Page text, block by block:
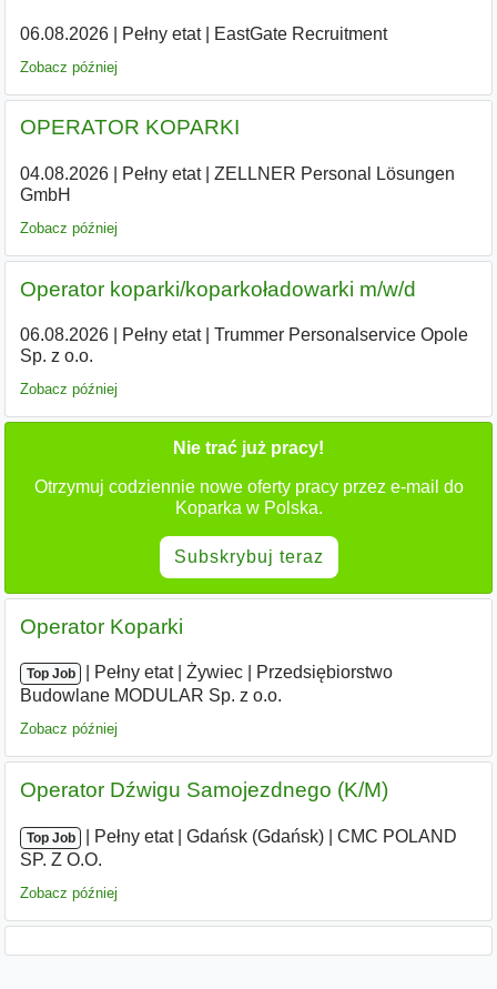
06.08.2026| Pełny etat| EastGate Recruitment
Zobacz później
OPERATOR KOPARKI
04.08.2026| Pełny etat|
ZELLNER Personal Lösungen
GmbH
Zobacz później
Operator koparki/koparkoładowarki m/w/d
06.08.2026| Pełny etat|
Trummer Personalservice Opole
Sp. z o.o.
Zobacz później
Nie trać już pracy!
Otrzymuj codziennie nowe oferty pracy przez e-mail do
Koparka w Polska.
Subskrybuj teraz
Operator Koparki
Top Job Pełny etat| Żywiec
Przedsiębiorstwo
Budowlane MODULAR Sp. z o.o.
Zobacz później
Operator Dźwigu Samojezdnego (K/M)
Top Job Pełny etat| Gdańsk (Gdańsk)
CMC POLAND
SP. Z O.O.
Zobacz później